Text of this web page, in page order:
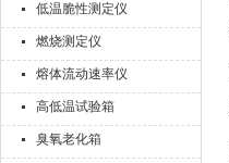
低温脆性测定仪
燃烧测定仪
熔体流动速率仪
高低温试验箱
臭氧老化箱